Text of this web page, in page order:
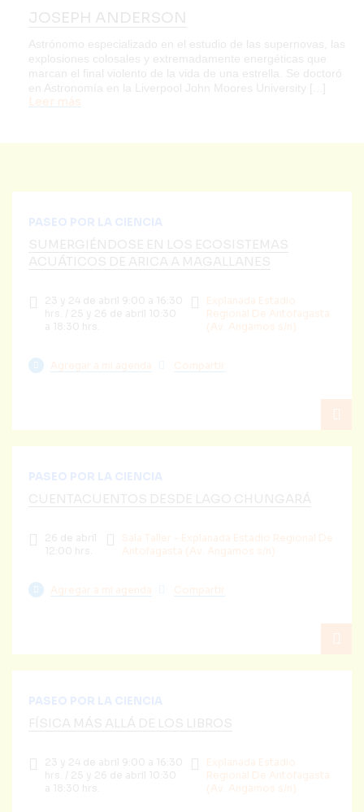
JOSEPH ANDERSON
Astrónomo especializado en el estudio de las supernovas, las
explosiones colosales y extremadamente energéticas que
marcan el final violento de la vida de una estrella. Se doctoró
en Astronomía en la Liverpool John Moores University [...]
Leer más
PASEO POR LA CIENCIA
Explanada Estadio
Regional De Antofagasta
(Av. Angamos s/n)
Agregar a mi agenda Compartir
PASEO POR LA CIENCIA
Sala Taller - Explanada Estadio Regional De
Antofagasta (Av. Angamos s/n)
Agregar a mi agenda Compartir
PASEO POR LA CIENCIA
Explanada Estadio
Regional De Antofagasta
(Av. Angamos s/n)